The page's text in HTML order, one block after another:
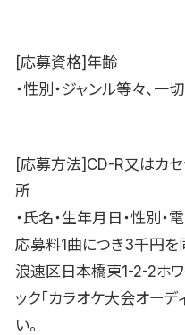
[応募資格]年齢
・性別・ジャンル等々、一
[応募方法]CD-R又はカセ
所
・氏名・生年月日・性別・
応募料1曲につき3千円
浪速区日本橋東1-2-2ホ
ック「カラオケ大会オー
い。